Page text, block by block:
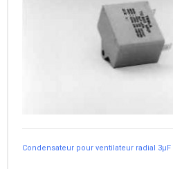
Condensateur pour ventilateur radial 3µF